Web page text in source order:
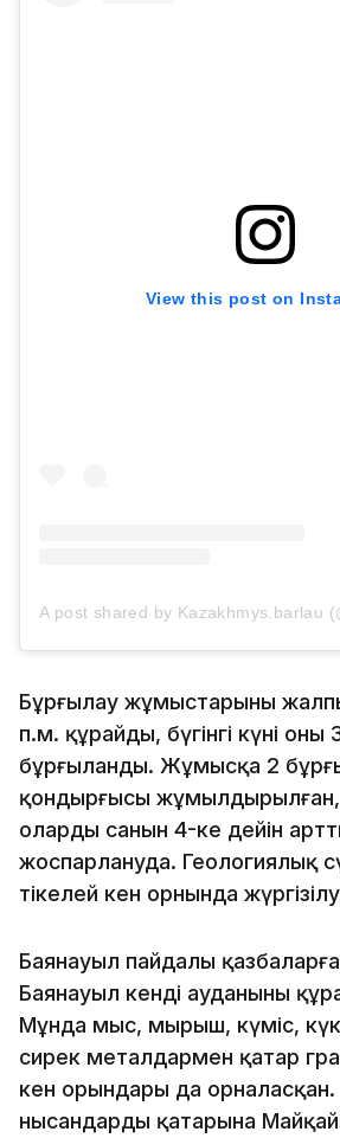
View this post on
Бұрғылау жұмыстарының
п.м. құрайды, бүгінгі күні
бұрғыланды. Жұмысқа 2
қондырғысы
олардың санын 4-ке дейін
жоспарлануда. Геологиялық
тікелей кен орнында
Баянауыл пайдалы қазбаларға
Баянауыл кенді ауданының
Мұнда мыс, мырыш, күміс,
сирек металдармен қатар
кен орындары да орналасқан.
нысандардың қатарына